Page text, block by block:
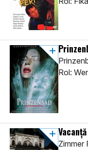
Rol:
Zimmer